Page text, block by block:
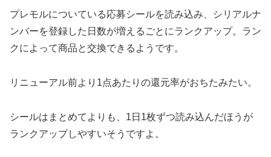
プレモルについている応募シールを読み込み、シリアルナ
ンバーを登録した日数が増えるごとにランクアップ。ラン
クによって商品と交換できるようです。
リニューアル前より1点あたりの還元率がおちたみたい。
シールはまとめてよりも、 1日1枚ずつ読み込んだほうが
ランクアップしやすいそうですよ。